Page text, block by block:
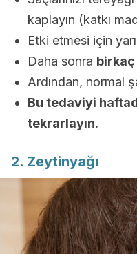
kaplayın (katkı
Etki etmesi için
Daha sonra birkaç
Ardından, normal
Bu tedaviyi
tekrarlayın.
2. Zeytinyağı